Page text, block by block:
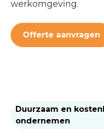
werkomgeving.
Offerte aanvragen
Duurzaam en
ondernemen